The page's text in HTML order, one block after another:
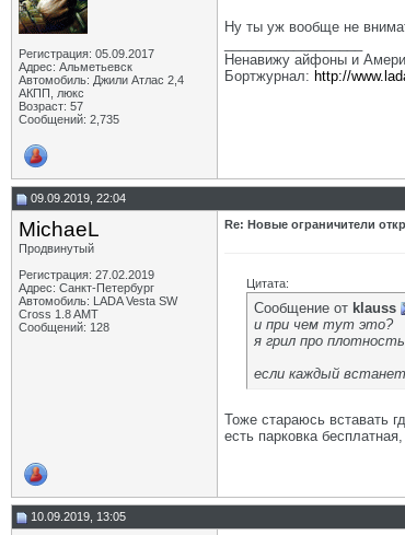
Регистрация: 05.09.2017
Адрес: Альметьевск
Автомобиль: Джили Атлас 2,4
АКПП, люкс
Возраст: 57
Сообщений: 2,735
Ну ты уж вообще не
Ненавижу айфоны и
Бортжурнал: http://
09.09.2019, 22:04
MichaeL
Продвинутый
Регистрация: 27.02.2019
Адрес: Санкт-Петербург
Автомобиль: LADA Vesta SW
Cross 1.8 AMT
Сообщений: 128
Re: Новые ограничители
Цитата:
Сообщение от klauss
и при чем тут это?
я грил про
если каждый
Тоже стараюсь вставать
есть парковка
10.09.2019, 13:05